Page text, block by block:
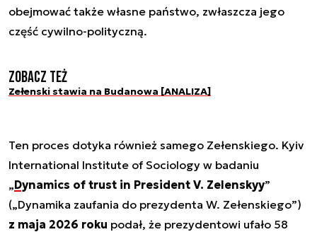
obejmować także własne państwo, zwłaszcza jego
część cywilno-polityczną.
Zobacz też
Zełenski stawia na Budanowa [ANALIZA]
Ten proces dotyka również samego Zełenskiego. Kyiv
International Institute of Sociology w badaniu
„Dynamics of trust in President V. Zelenskyy”
(„Dynamika zaufania do prezydenta W. Zełenskiego”)
z maja 2026 roku podał, że prezydentowi ufało 58